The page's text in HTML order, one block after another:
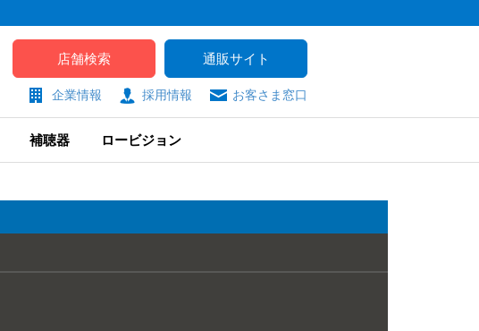
店舗検索 通販サイト
企業情報 採用情報 お客さま窓口
補聴器 ロービジョン